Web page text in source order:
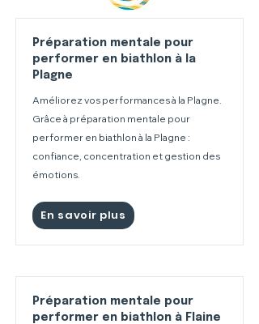
Préparation mentale pour
performer en biathlon à la
Plagne
Améliorez vos performances à la Plagne.
Grâce à préparation mentale pour
performer en biathlon à la Plagne :
confiance, concentration et gestion des
émotions.
En savoir plus
Préparation mentale pour
performer en biathlon à Flaine